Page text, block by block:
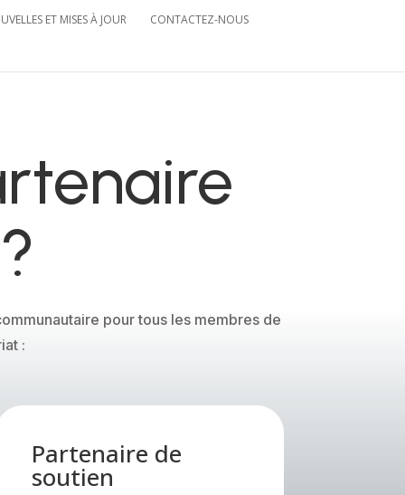
ET MISES À JOUR CONTACTEZ-NOUS
pour tous les membres de
:
Partenaire de
soutien